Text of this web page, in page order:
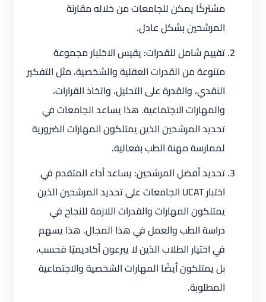
مشتركًا يمكن للجامعات من خلاله مقارنة
المرشحين بشكل عادل.
تقييم شامل للقدرات: يقيس الاختبار مجموعة
متنوعة من القدرات العقلية والشخصية، مثل التفكير
النقدي، والقدرة على التحليل، واتخاذ القرارات،
والمهارات الاجتماعية. هذا يساعد الجامعات في
تحديد المرشحين الذين يمتلكون المهارات الضرورية
لممارسة مهنة الطب بفعالية.
تحديد أفضل المرشحين: يساعد أداء المتقدم في
اختبار UCAT الجامعات على تحديد المرشحين الذين
يمتلكون المهارات والقدرات اللازمة للنجاح في
دراسة الطب والعمل في هذا المجال. هذا يسهم
في اختيار الطلاب الذين لا يبرعون أكاديميًا فحسب،
بل يمتلكون أيضًا المهارات الشخصية والاجتماعية
المطلوبة.